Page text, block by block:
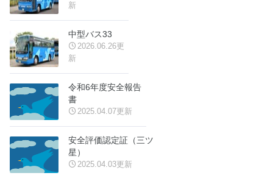
新
中型バス33
2026.06.26更
新
令和6年度安全報告
書
2025.04.07更新
安全評価認定証（三ツ
星）
2025.04.03更新